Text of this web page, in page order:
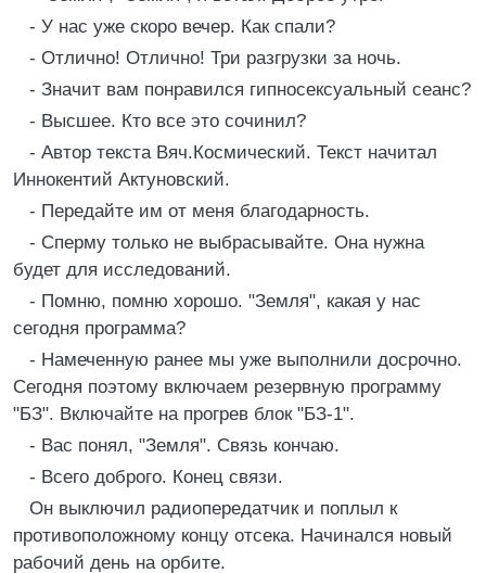
- У нас уже скоро вечер. Как спали?
- Отлично! Отлично! Три разгрузки за ночь.
- Значит вам понравился гипносексуальный сеанс?
- Высшее. Кто все это сочинил?
- Автор текста Вяч.Космический. Текст начитал
Иннокентий Актуновский.
- Передайте им от меня благодарность.
- Сперму только не выбрасывайте. Она нужна
будет для исследований.
- Помню, помню хорошо. "Земля", какая у нас
сегодня программа?
- Намеченную ранее мы уже выполнили досрочно.
Сегодня поэтому включаем резервную программу
"БЗ". Включайте на прогрев блок "БЗ-1".
- Вас понял, "Земля". Связь кончаю.
- Всего доброго. Конец связи.
Он выключил радиопередатчик и поплыл к
противоположному концу отсека. Начинался новый
рабочий день на орбите.